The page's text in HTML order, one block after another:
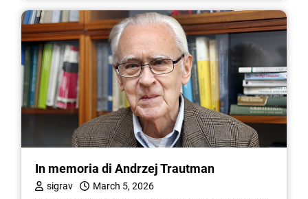
In memoria di Andrzej Trautman
sigrav March 5, 2026